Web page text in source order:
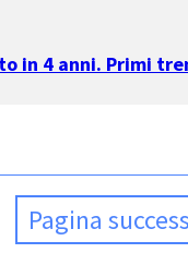
in 4 anni. Primi
Pagina